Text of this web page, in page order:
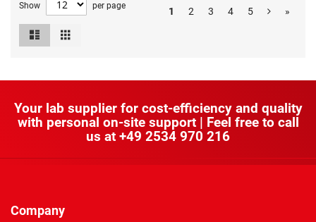
Show per page 1 2 3 4 5 »
View
Your lab supplier for cost-efficiency and quality
with personal on-site support | Feel free to call
us at +49 2534 970 216
Company